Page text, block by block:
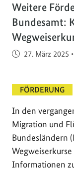
Weitere
Bundesamt:
Veröffentlicht
27. März 2025 •
FÖRDERUNG
In den
Migration und
Bundesländern
Informationen